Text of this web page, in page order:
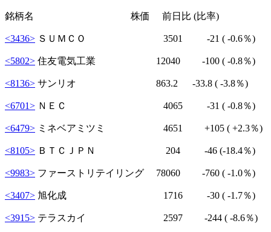
銘柄名 株価 前日比 (比率)
<3436> ＳＵＭＣＯ 3501 -21 ( -0.6％)
<5802> 住友電気工業 12040 -100 ( -0.8％)
<8136> サンリオ 863.2 -33.8 ( -3.8％)
<6701> ＮＥＣ 4065 -31 ( -0.8％)
<6479> ミネベアミツミ 4651 +105 ( +2.3％)
<8105> ＢＴＣＪＰＮ 204 -46 (-18.4％)
<9983> ファーストリテイリング 78060 -760 ( -1.0％)
<3407> 旭化成 1716 -30 ( -1.7％)
<3915> テラスカイ 2597 -244 ( -8.6％)